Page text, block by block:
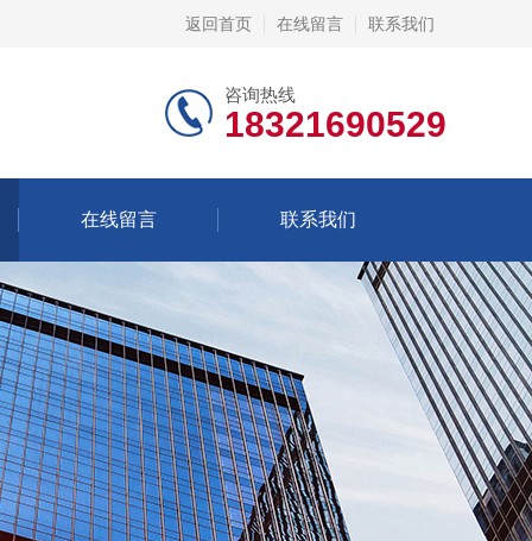
返回首页 在线留言 联系我们
咨询热线
18321690529
在线留言 联系我们